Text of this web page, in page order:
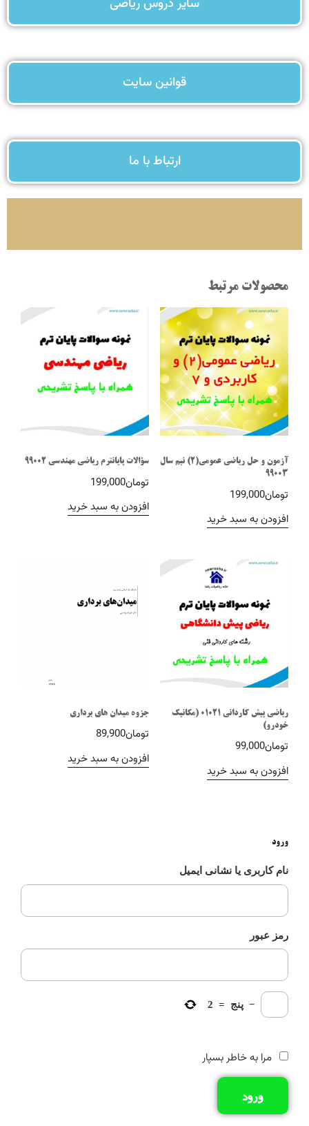
سایر دروس ریاضی
قوانین سایت
ارتباط با ما
محصولات مرتبط
آزمون و حل ریاضی عمومی(2) نیم سال
99003
تومان199,000
افزودن به سبد خرید
سؤالات پایانترم ریاضی مهندسی 99002
تومان199,000
افزودن به سبد خرید
ریاضی پیش کاردانی 01021 (مکانیک
خودرو)
تومان99,000
افزودن به سبد خرید
جزوه میدان های برداری
تومان89,900
افزودن به سبد خرید
ورود
نام کاربری یا نشانی ایمیل
رمز عبور
− پنج =
2
مرا به خاطر بسپار
ورود